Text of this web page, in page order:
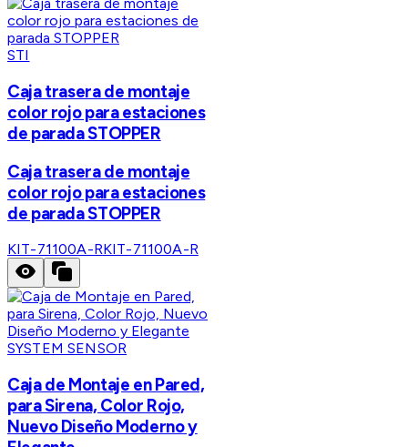
STI
Caja trasera de montaje
color rojo para estaciones
de parada STOPPER
Caja trasera de montaje
color rojo para estaciones
de parada STOPPER
KIT-71100A-RKIT-71100A-R
SYSTEM SENSOR
Caja de Montaje en Pared,
para Sirena, Color Rojo,
Nuevo Diseño Moderno y